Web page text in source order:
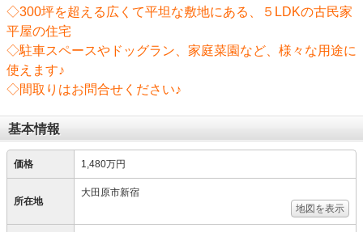
◇300坪を超える広くて平坦な敷地にある、５LDKの古民家
平屋の住宅
◇駐車スペースやドッグラン、家庭菜園など、様々な用途に
使えます♪
◇間取りはお問合せください♪
基本情報
価格 1,480万円
所在地
大田原市新宿
地図を表示